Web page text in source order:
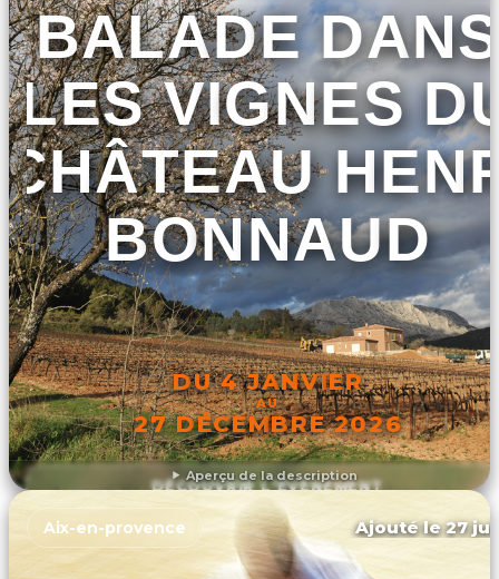
Aperçu de la description
BALADE DANS
LES VIGNES
CHÂTEAU
BONNAUD
DU 4 JANVIER
AU
27 DÉCEMBRE 2026
DÉCOUVRIR L'ÉVÉNEMENT
Aix-en-provence Ajouté le 27